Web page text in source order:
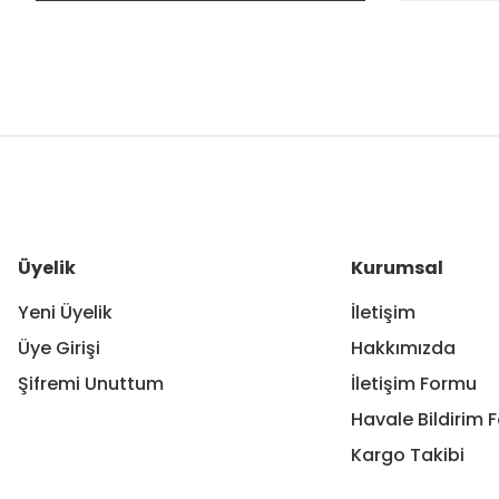
Ürün bilgilerinde hatalar bulunuyor.
Üyelik
Yeni Üyelik
Üye Girişi
Şifremi Unuttum
Kurumsal
İletişim
Hakkımızda
İletişim Formu
Havale Bildirim
Kargo Takibi